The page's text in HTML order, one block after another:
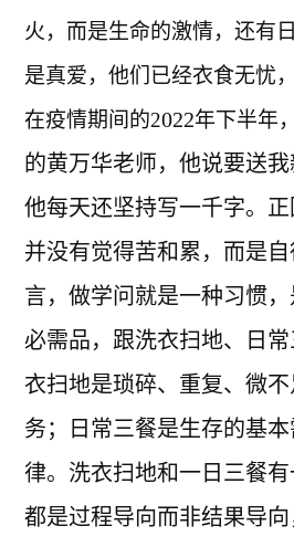
火，而是生命的激情，还有
是真爱，他们已经衣食无忧
在疫情期间的2022年下半年
的黄万华老师，他说要送
他每天还坚持写一千字。
并没有觉得苦和累，而是
言，做学问就是一种习惯
必需品，跟洗衣扫地、日
衣扫地是琐碎、重复、微
务；日常三餐是生存的基
律。洗衣扫地和一日三餐
都是过程导向而非结果导